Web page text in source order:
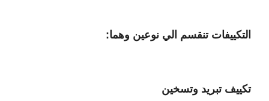
التكييفات تنقسم الي نوعين وهما:
تكييف تبريد وتسخين